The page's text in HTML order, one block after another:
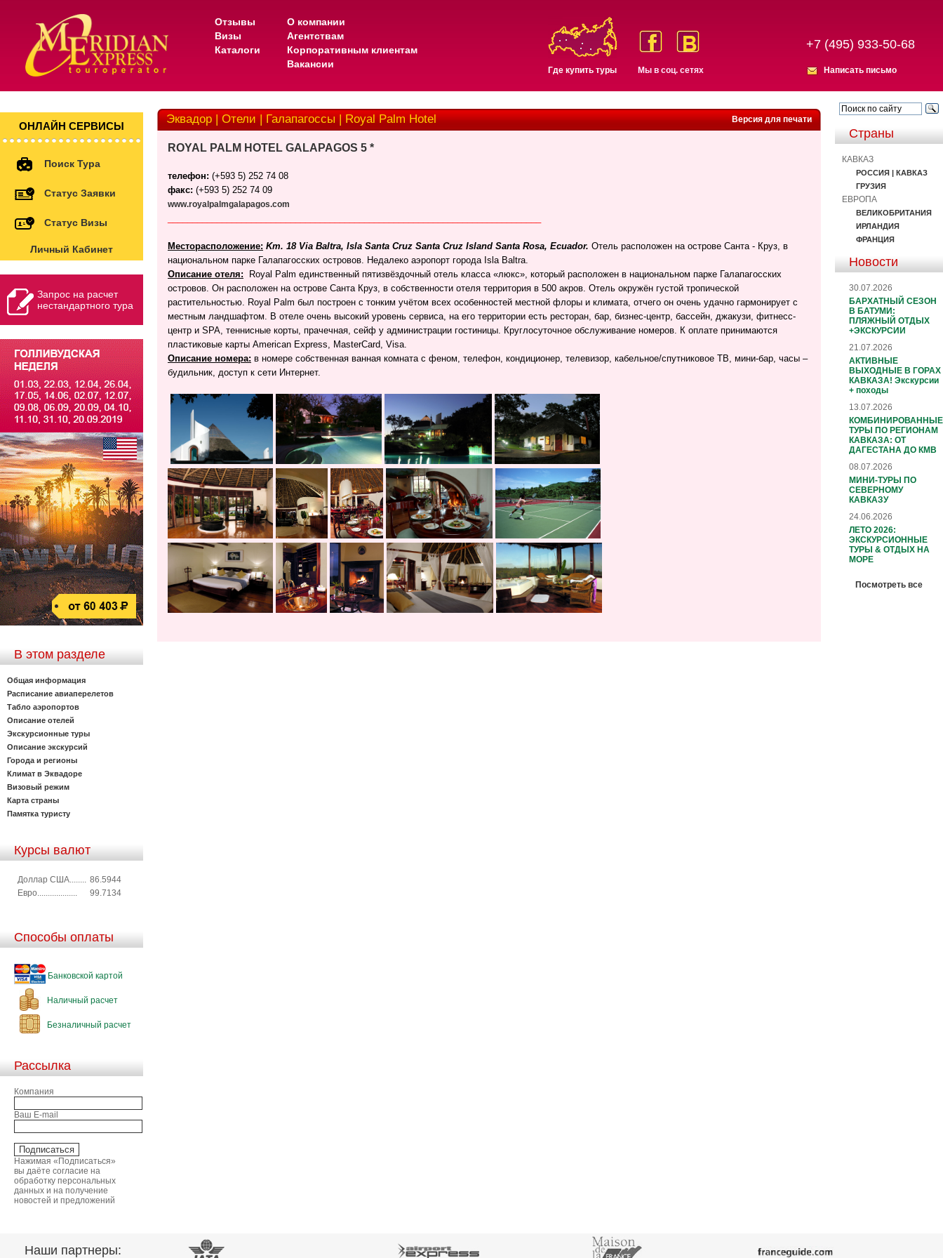
Отзывы
Визы
Каталоги
О компании
Агентствам
Корпоративным клиентам
Вакансии
Где купить туры Мы в соц. сетях
+7 (495) 933-50-68
Написать письмо
ОНЛАЙН СЕРВИСЫ
Поиск Тура
Статус Заявки
Статус Визы
Личный Кабинет
Запрос на расчет
нестандартного тура
В этом разделе
Общая информация
Расписание авиаперелетов
Табло аэропортов
Описание отелей
Экскурсионные туры
Описание экскурсий
Города и регионы
Климат в Эквадоре
Визовый режим
Карта страны
Памятка туристу
Курсы валют
Доллар США........ 86.5944
Евро...................
99.7134
Способы оплаты
Банковской картой
Наличный расчет
Безналичный расчет
Рассылка
Компания
Ваш E-mail
Нажимая «Подписаться»
вы даёте согласие на
обработку персональных
данных и на получение
новостей и предложений
Версия для печати
Эквадор | Отели | Галапагоссы | Royal Palm Hotel
ROYAL PALM HOTEL GALAPAGOS 5 *
телефон: (+593 5) 252 74 08
факс: (+593 5) 252 74 09
www.royalpalmgalapagos.com
Месторасположение: Km. 18 Via Baltra, Isla Santa Cruz Santa Cruz Island Santa Rosa, Ecuador. Отель расположен на острове Санта - Круз, в
национальном парке Галапагосских островов. Недалеко аэропорт города Isla Baltra.
Описание отеля:
Royal Palm единственный пятизвёздочный отель класса «люкс», который расположен в национальном парке Галапагосских
островов. Он расположен на острове Санта Круз, в собственности отеля территория в 500 акров. Отель окружён густой тропической
растительностью. Royal Palm был построен с тонким учётом всех особенностей местной флоры и климата, отчего он очень удачно гармонирует с
местным ландшафтом. В отеле очень высокий уровень сервиса, на его территории есть ресторан, бар, бизнес-центр, бассейн, джакузи, фитнесс-
центр и SPA, теннисные корты, прачечная, сейф у администрации гостиницы. Круглосуточное обслуживание номеров. К оплате принимаются
пластиковые карты American Express, MasterCard, Visa.
Описание номера: в номере собственная ванная комната с феном, телефон, кондиционер, телевизор, кабельное/спутниковое ТВ, мини-бар, часы –
будильник, доступ к сети Интернет.
Страны
КАВКАЗ
РОССИЯ | КАВКАЗ
ГРУЗИЯ
ЕВРОПА
ВЕЛИКОБРИТАНИЯ
ИРЛАНДИЯ
ФРАНЦИЯ
Новости
30.07.2026
БАРХАТНЫЙ СЕЗОН
В БАТУМИ:
ПЛЯЖНЫЙ ОТДЫХ
+ЭКСКУРСИИ
21.07.2026
АКТИВНЫЕ
ВЫХОДНЫЕ В ГОРАХ
КАВКАЗА! Экскурсии
+ походы
13.07.2026
КОМБИНИРОВАННЫЕ
ТУРЫ ПО РЕГИОНАМ
КАВКАЗА: ОТ
ДАГЕСТАНА ДО КМВ
08.07.2026
МИНИ-ТУРЫ ПО
СЕВЕРНОМУ
КАВКАЗУ
24.06.2026
ЛЕТО 2026:
ЭКСКУРСИОННЫЕ
ТУРЫ & ОТДЫХ НА
МОРЕ
Посмотреть все
Наши партнеры: